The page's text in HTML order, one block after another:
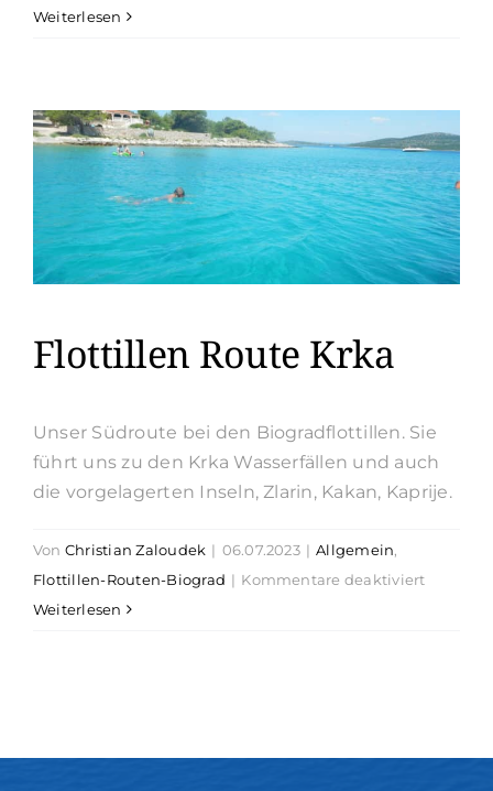
Weiterlesen
Flottillen Route Krka
Unser Südroute bei den Biogradflottillen. Sie
führt uns zu den Krka Wasserfällen und auch
die vorgelagerten Inseln, Zlarin, Kakan, Kaprije.
Von Christian Zaloudek | 06.07.2023 | Allgemein,
Flottillen-Routen-Biograd | Kommentare deaktiviertfür
Weiterlesen